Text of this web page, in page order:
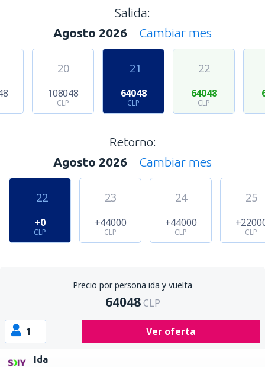
Salida:
Agosto 2026
Cambiar mes
20
108048
CLP
21
64048
CLP
22
64048
CLP
Retorno:
Agosto 2026
Cambiar mes
22
+0
CLP
23
+44000
CLP
24
+44000
CLP
25
CLP
Precio por persona ida y vuelta
64048 CLP
1 Ver oferta
Ida